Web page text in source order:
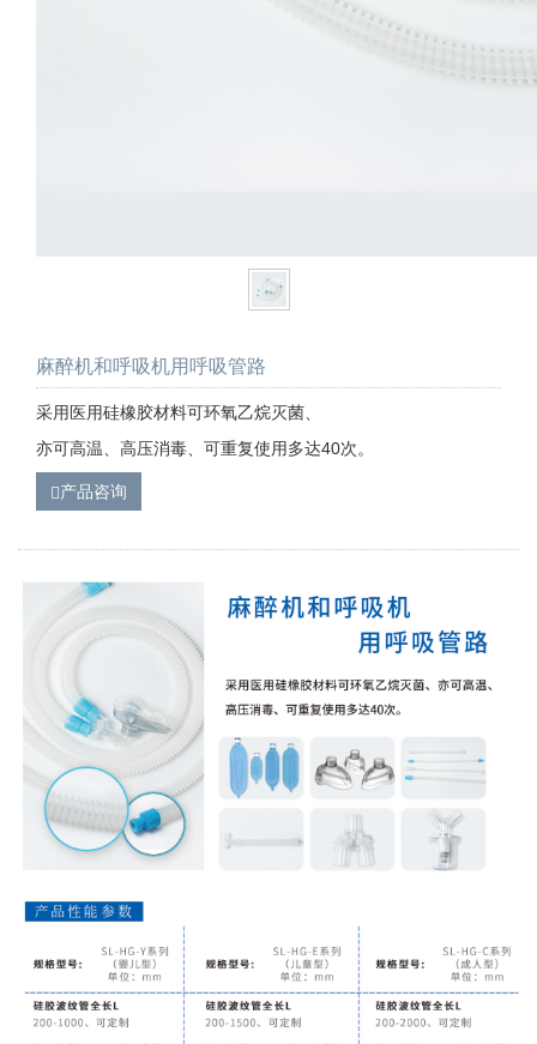
麻醉机和呼吸机用呼吸管路
采用医用硅橡胶材料可环氧乙烷灭菌、
亦可高温、高压消毒、可重复使用多达40次。
产品咨询